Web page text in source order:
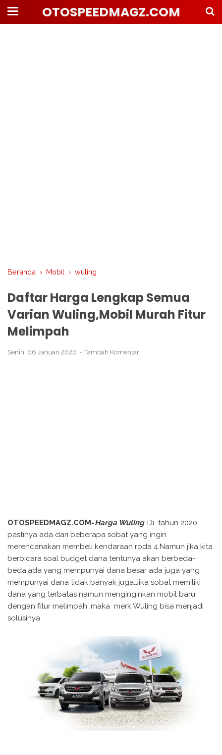
OTOSPEEDMAGZ.COM
Beranda › Mobil › wuling
Daftar Harga Lengkap Semua
Varian Wuling,Mobil Murah Fitur
Melimpah
Senin, 06 Januari 2020 Tambah Komentar
OTOSPEEDMAGZ.COM-Harga Wuling-Di tahun 2020
pastinya ada dari beberapa sobat yang ingin
merencanakan membeli kendaraan roda 4.Namun jika kita
berbicara soal budget dana tentunya akan berbeda-
beda,ada yang mempunyai dana besar ada juga yang
mempunyai dana tidak banyak juga.Jika sobat memiliki
dana yang terbatas namun menginginkan mobil baru
dengan fitur melimpah ,maka merk Wuling bisa menjadi
solusinya.